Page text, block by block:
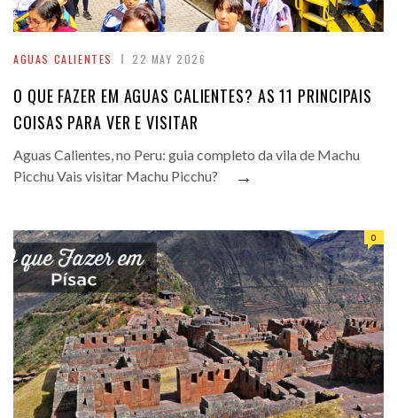
AGUAS CALIENTES 22 MAY 2026
O QUE FAZER EM AGUAS CALIENTES? AS 11 PRINCIPAIS
COISAS PARA VER E VISITAR
Aguas Calientes, no Peru: guia completo da vila de Machu
Picchu Vais visitar Machu Picchu?
→
0